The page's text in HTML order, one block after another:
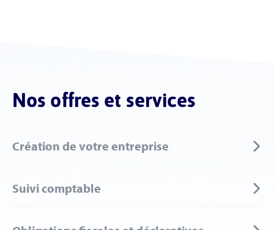
Nos offres et services
Création de votre entreprise
Suivi comptable